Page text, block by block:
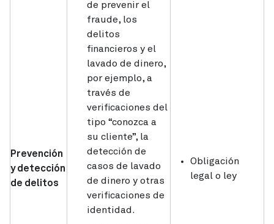
Prevención
y detección
de delitos
de prevenir el
fraude, los
delitos
financieros y el
lavado de dinero,
por ejemplo, a
través de
verificaciones del
tipo “conozca a
su cliente”, la
detección de
casos de lavado
de dinero y otras
verificaciones de
identidad.
Obligación
legal o ley